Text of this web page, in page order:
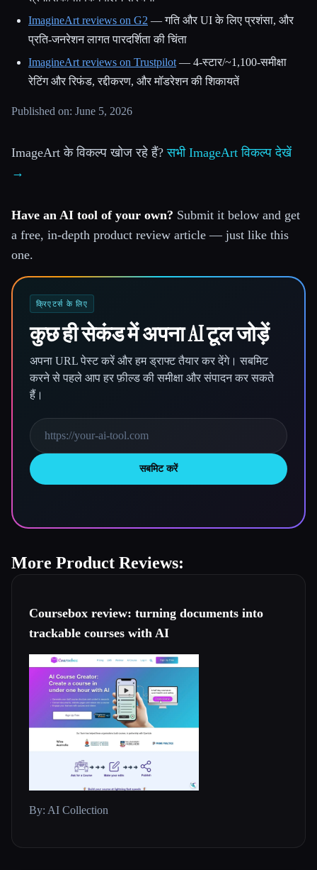
ImagineArt reviews on G2 — गति और UI के लिए प्रशंसा, और
प्रति-जनरेशन लागत पारदर्शिता की चिंता
ImagineArt reviews on Trustpilot — 4-स्टार/~1,100-समीक्षा
रेटिंग और रिफंड, रद्दीकरण, और मॉडरेशन की शिकायतें
Published on: June 5, 2026
ImageArt के विकल्प खोज रहे हैं?सभी ImageArt विकल्प देखें
→
Have an AI tool of your own? Submit it below and get
a free, in-depth product review article — just like this
one.
क्रिएटर्स के लिए
कुछ ही सेकंड में अपना AI टूल जोड़ें
अपना URL पेस्ट करें और हम ड्राफ्ट तैयार कर देंगे। सबमिट
करने से पहले आप हर फ़ील्ड की समीक्षा और संपादन कर सकते
हैं।
सबमिट करें
More Product Reviews:
Coursebox review: turning documents into
trackable courses with AI
By: AI Collection